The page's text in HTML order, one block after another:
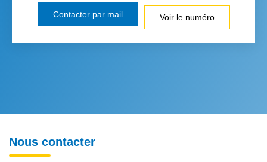
Contacter par mail Voir le numéro
Nous contacter